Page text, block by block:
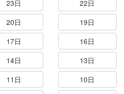
23日
22日
20日
19日
17日
16日
14日
13日
11日
10日